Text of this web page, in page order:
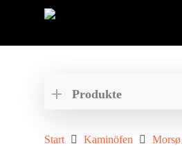
schließen der Suche.
Produkte
Start Kaminöfen Morsø